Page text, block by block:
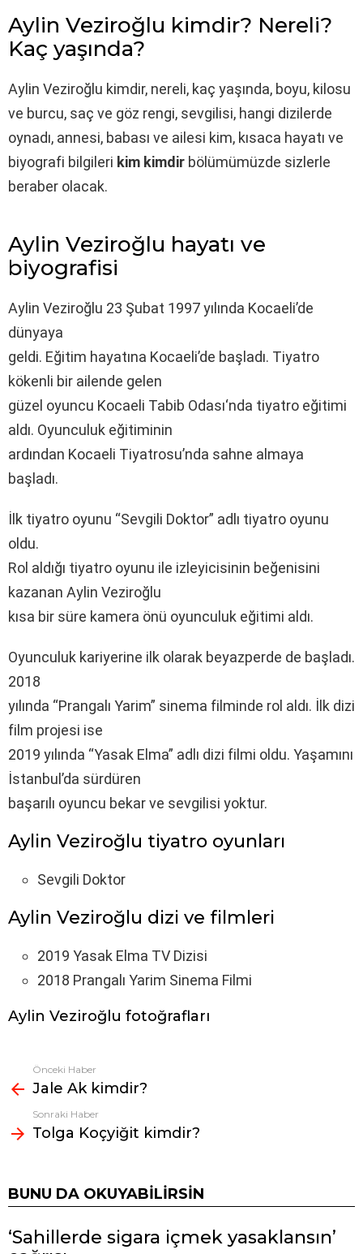
Aylin Veziroğlu kimdir? Nereli?
Kaç yaşında?
Aylin Veziroğlu kimdir, nereli, kaç yaşında, boyu, kilosu
ve burcu, saç ve göz rengi, sevgilisi, hangi dizilerde
oynadı, annesi, babası ve ailesi kim, kısaca hayatı ve
biyografi bilgileri kim kimdir bölümümüzde sizlerle
beraber olacak.
Aylin Veziroğlu hayatı ve
biyografisi
Aylin Veziroğlu 23 Şubat 1997 yılında Kocaeli’de
dünyaya
geldi. Eğitim hayatına Kocaeli’de başladı. Tiyatro
kökenli bir ailende gelen
güzel oyuncu Kocaeli Tabib Odası‘nda tiyatro eğitimi
aldı. Oyunculuk eğitiminin
ardından Kocaeli Tiyatrosu’nda sahne almaya
başladı.
İlk tiyatro oyunu “Sevgili Doktor” adlı tiyatro oyunu
oldu.
Rol aldığı tiyatro oyunu ile izleyicisinin beğenisini
kazanan Aylin Veziroğlu
kısa bir süre kamera önü oyunculuk eğitimi aldı.
Oyunculuk kariyerine ilk olarak beyazperde de başladı.
2018
yılında “Prangalı Yarim” sinema filminde rol aldı. İlk dizi
film projesi ise
2019 yılında “Yasak Elma” adlı dizi filmi oldu. Yaşamını
İstanbul’da sürdüren
başarılı oyuncu bekar ve sevgilisi yoktur.
Aylin Veziroğlu tiyatro oyunları
Sevgili Doktor
Aylin Veziroğlu dizi ve filmleri
2019 Yasak Elma TV Dizisi
2018 Prangalı Yarim Sinema Filmi
Aylin Veziroğlu fotoğrafları
Fazlasına
bak
Önceki Haber
Jale Ak kimdir?
Sonraki Haber
Tolga Koçyiğit kimdir?
BUNU DA OKUYABILIRSIN
‘Sahillerde sigara içmek yasaklansın’